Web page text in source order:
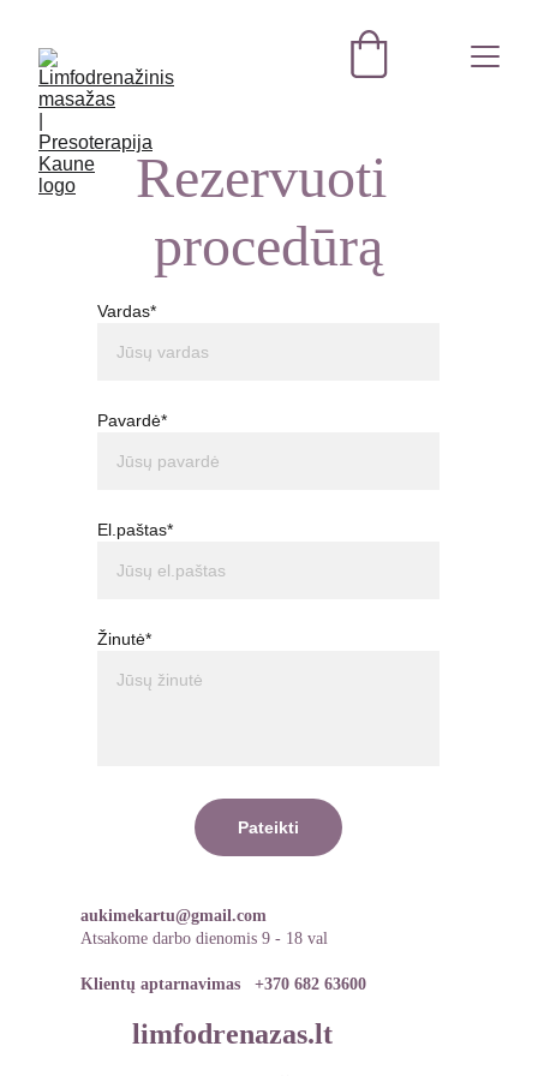
Rezervuoti
procedūrą
Vardas*
Pavardė*
El.paštas*
Žinutė*
Pateikti
limfodrenazas.lt
aukimekartu@gmail.com
Atsakome darbo dienomis 9 - 18 val
Klientų aptarnavimas +370 682 63600